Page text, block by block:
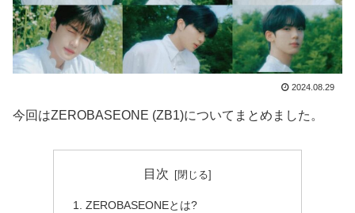
2024.08.29
今回はZEROBASEONE (ZB1)についてまとめました。
目次
ZEROBASEONEとは?